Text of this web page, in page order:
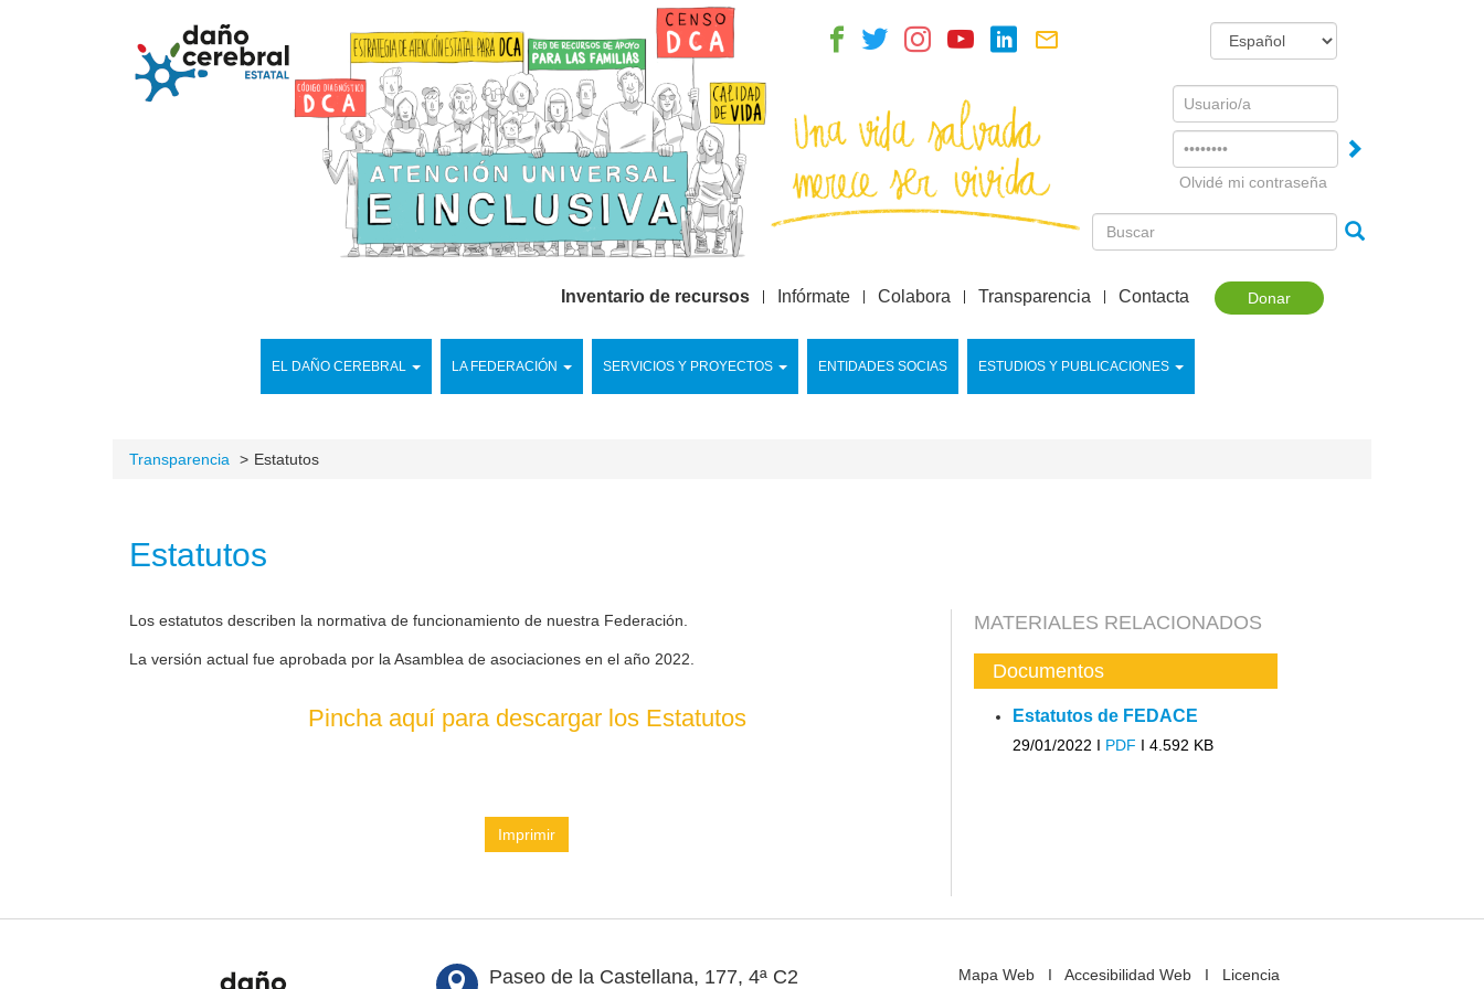
Username
Olvidé mi contraseña
Donar
EL DAÑO CEREBRAL LA FEDERACIÓN SERVICIOS Y PROYECTOS ENTIDADES SOCIAS ESTUDIOS Y PUBLICACIONES
Inventario de recursos Infórmate Colabora Transparencia Contacta
Transparencia Estatutos
Estatutos
Los estatutos describen la normativa de funcionamiento de nuestra Federación.
La versión actual fue aprobada por la Asamblea de asociaciones en el año 2022.
Pincha aquí para descargar los Estatutos
Imprimir
MATERIALES RELACIONADOS
Documentos
Estatutos de FEDACE
29/01/2022 I PDF I 4.592 KB
Paseo de la Castellana, 177, 4ª C2 Mapa WebI Accesibilidad WebI Licencia